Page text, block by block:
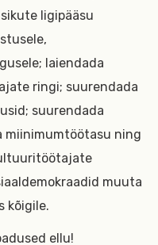
ligipääsu
laiendada
ringi; suurendada
suurendada
ning
muuta
kõigile.
ellu!